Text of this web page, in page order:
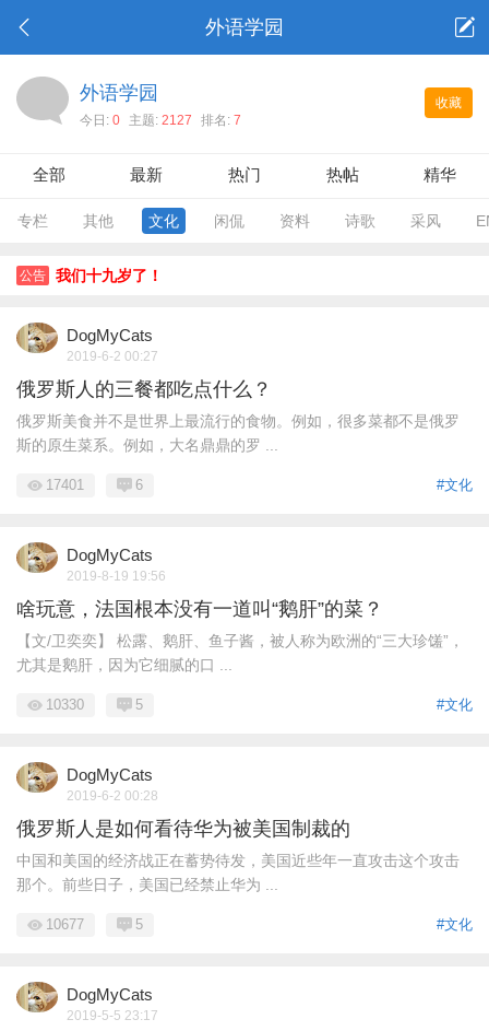
外语学园
收藏
外语学园
今日: 0 主题: 2127 排名: 7
全部 最新 热门 热帖 精华
专栏 其他 文化 闲侃 资料 诗歌 采风
公告 我们十九岁了！
DogMyCats
2019-6-2 00:27
俄罗斯人的三餐都吃点什么？
俄罗斯美食并不是世界上最流行的食物。例如，很多菜都不是俄罗
斯的原生菜系。例如，大名鼎鼎的罗 ...
#文化
17401 6
DogMyCats
2019-8-19 19:56
啥玩意，法国根本没有一道叫“鹅肝”的菜？
【文/卫奕奕】 松露、鹅肝、鱼子酱，被人称为欧洲的“三大珍馐”，
尤其是鹅肝，因为它细腻的口 ...
#文化
10330 5
DogMyCats
2019-6-2 00:28
俄罗斯人是如何看待华为被美国制裁的
中国和美国的经济战正在蓄势待发，美国近些年一直攻击这个攻击
那个。前些日子，美国已经禁止华为 ...
#文化
10677 5
DogMyCats
2019-5-5 23:17